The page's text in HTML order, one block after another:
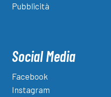
Pubblicità
Social Media
Facebook
Instagram